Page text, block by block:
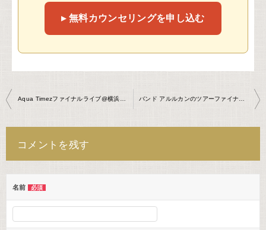
▸ 無料カウンセリングを申し込む
投
ー
シ
ョ
コメントを残す
名前 必須